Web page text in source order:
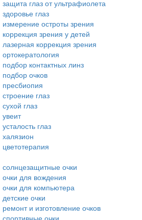
защита глаз от ультрафиолета
здоровье глаз
измерение остроты зрения
коррекция зрения у детей
лазерная коррекция зрения
ортокератология
подбор контактных линз
подбор очков
пресбиопия
строение глаз
сухой глаз
увеит
усталость глаз
халязион
цветотерапия
солнцезащитные очки
очки для вождения
очки для компьютера
детские очки
ремонт и изготовление очков